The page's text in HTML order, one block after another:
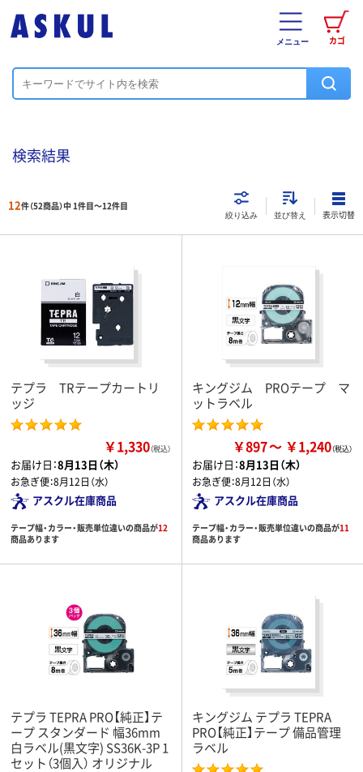
カゴ
メニュー
検索結果
12件（52商品）中 1件目～12件目
絞り込み 並び替え 表示切替
テプラ TRテープカートリ
ッジ
￥1,330（税込）
お届け日：8月13日（木）
お急ぎ便：8月12日（水）
アスクル在庫商品
テープ幅・カラー・販売単位違いの商品が12
商品あります
キングジム PROテープ マ
ットラベル
￥897 ￥1,240
お届け日：8月13日（木）
お急ぎ便：8月12日（水）
アスクル在庫商品
テープ幅・カラー・販売単位違いの商品が11
商品あります
テプラ TEPRA PRO【純正】テ
ープ スタンダード 幅36mm
白ラベル(黒文字) SS36K-3P 1
セット（3個入） オリジナル
キングジム テプラ TEPRA
PRO【純正】テープ 備品管理
ラベル